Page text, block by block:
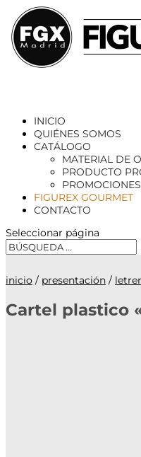
INICIO
QUIÉNES SOMOS
CATÁLOGO
MATERIAL DE
PRODUCTO
PROMOCIONES
FIGUREX GOURMET
CONTACTO
Seleccionar página
inicio / presentación /
Cartel plastico